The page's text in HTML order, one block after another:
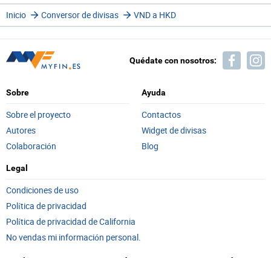
Inicio Conversor de divisas VND a HKD
Quédate con nosotros:
Sobre
Sobre el proyecto
Autores
Colaboración
Ayuda
Contactos
Widget de divisas
Blog
Legal
Condiciones de uso
Política de privacidad
Política de privacidad de California
No vendas mi información personal.